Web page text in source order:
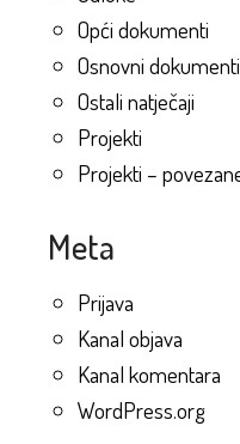
Opći dokumenti
Osnovni dokumenti
Ostali natječaji
Projekti
Projekti –
Meta
Prijava
Kanal objava
Kanal komentara
WordPress.org